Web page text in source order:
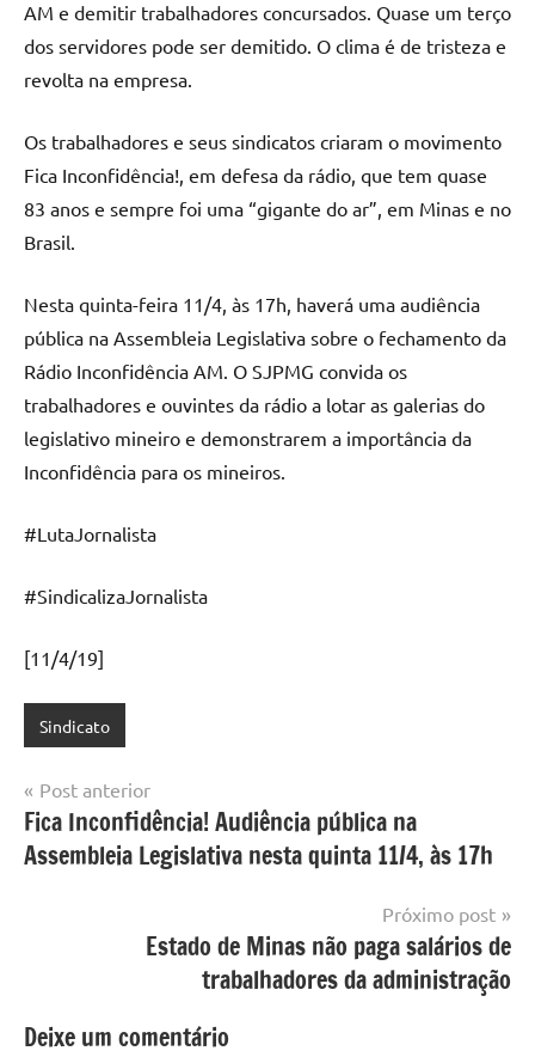
AM e demitir trabalhadores concursados. Quase um terço
dos servidores pode ser demitido. O clima é de tristeza e
revolta na empresa.
Os trabalhadores e seus sindicatos criaram o movimento
Fica Inconfidência!, em defesa da rádio, que tem quase
83 anos e sempre foi uma “gigante do ar”, em Minas e no
Brasil.
Nesta quinta-feira 11/4, às 17h, haverá uma audiência
pública na Assembleia Legislativa sobre o fechamento da
Rádio Inconfidência AM. O SJPMG convida os
trabalhadores e ouvintes da rádio a lotar as galerias do
legislativo mineiro e demonstrarem a importância da
Inconfidência para os mineiros.
#LutaJornalista
#SindicalizaJornalista
[11/4/19]
Sindicato
Navegação
de
Post
Post anterior
Fica Inconfidência! Audiência pública na
Assembleia Legislativa nesta quinta 11/4, às 17h
Próximo post
Estado de Minas não paga salários de
trabalhadores da administração
Deixe um comentário